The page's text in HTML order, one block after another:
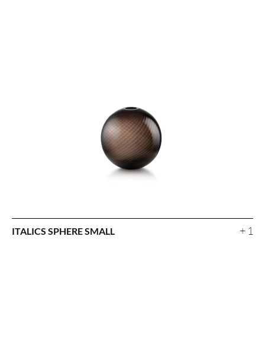
ITALICS SPHERE SMALL + 1